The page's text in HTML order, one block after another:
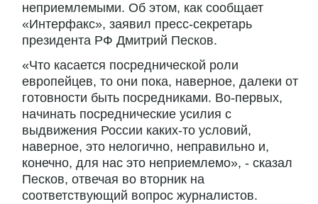
неприемлемыми. Об этом, как сообщает
«Интерфакс», заявил пресс-секретарь
президента РФ Дмитрий Песков.
«Что касается посреднической роли
европейцев, то они пока, наверное, далеки от
готовности быть посредниками. Во-первых,
начинать посреднические усилия с
выдвижения России каких-то условий,
наверное, это нелогично, неправильно и,
конечно, для нас это неприемлемо», - сказал
Песков, отвечая во вторник на
соответствующий вопрос журналистов.